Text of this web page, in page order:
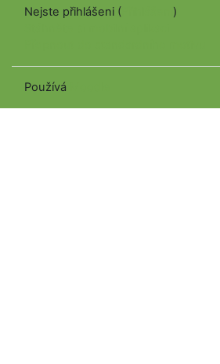
Nejste přihlášeni (
)
Používá